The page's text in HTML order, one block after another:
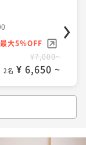
最大5％OFF
¥9,880~
¥ 9,386 ~
な価格！※27
最大5％OFF
¥7,000~
2名 ¥ 6,650 ~
な価格！※13